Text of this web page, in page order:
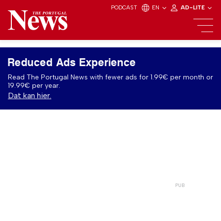
PODCAST EN AD-LITE
Reduced Ads Experience
Read The Portugal News with fewer ads for 1.99€ per month or
19.99€ per year.
Dat kan hier.